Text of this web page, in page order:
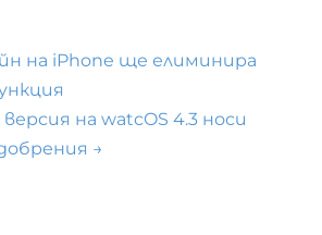
на iPhone ще елиминира
на watcOS 4.3 носи
→